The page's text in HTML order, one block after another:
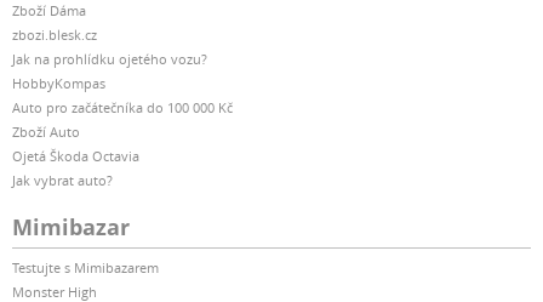
Zboží Dáma
zbozi.blesk.cz
Jak na prohlídku ojetého vozu?
HobbyKompas
Auto pro začátečníka do 100 000 Kč
Zboží Auto
Ojetá Škoda Octavia
Jak vybrat auto?
Mimibazar
Testujte s Mimibazarem
Monster High